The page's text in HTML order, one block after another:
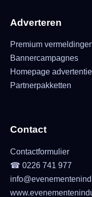
Adverteren
Premium
Bannercampagnes
Homepage
Partnerpakketten
Contact
Contactformulier
☎ 0226 741 977